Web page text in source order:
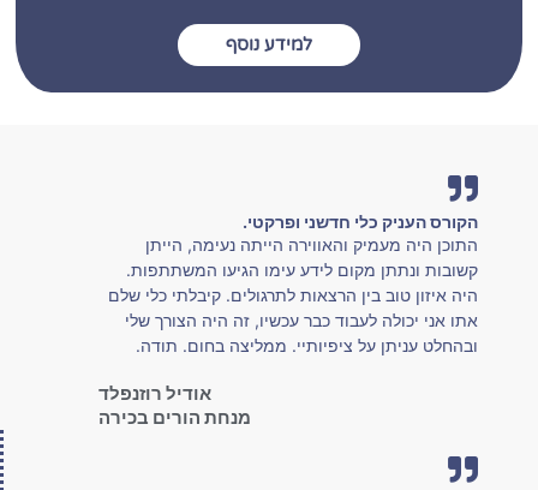
למידע נוסף
הקורס העניק כלי חדשני ופרקטי.
התוכן היה מעמיק והאווירה הייתה נעימה, הייתן
קשובות ונתתן מקום לידע עימו הגיעו המשתתפות.
היה איזון טוב בין הרצאות לתרגולים. קיבלתי כלי שלם
אתו אני יכולה לעבוד כבר עכשיו, זה היה הצורך שלי
ובהחלט עניתן על ציפיותיי. ממליצה בחום. תודה.
אודיל רוזנפלד
מנחת הורים בכירה